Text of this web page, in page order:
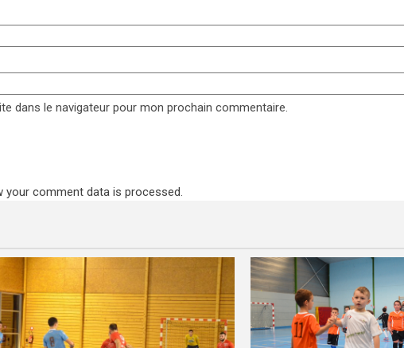
dans le navigateur pour mon prochain commentaire.
your comment data is processed.